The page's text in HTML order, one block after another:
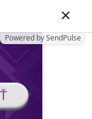
Powered by SendPulse
×